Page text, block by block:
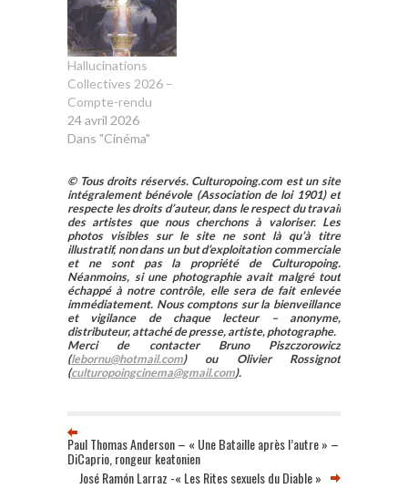
Hallucinations
Collectives 2026 –
Compte-rendu
24 avril 2026
Dans "Cinéma"
© Tous droits réservés. Culturopoing.com est un site
intégralement bénévole (Association de loi 1901) et
respecte les droits d’auteur, dans le respect du travail
des artistes que nous cherchons à valoriser. Les
photos visibles sur le site ne sont là qu’à titre
illustratif, non dans un but d’exploitation commerciale
et ne sont pas la propriété de Culturopoing.
Néanmoins, si une photographie avait malgré tout
échappé à notre contrôle, elle sera de fait enlevée
immédiatement. Nous comptons sur la bienveillance
et vigilance de chaque lecteur – anonyme,
distributeur, attaché de presse, artiste, photographe.
Merci de contacter Bruno Piszczorowicz
(lebornu@hotmail.com) ou Olivier Rossignot
(culturopoingcinema@gmail.com).
Paul Thomas Anderson – « Une Bataille après l’autre » –
DiCaprio, rongeur keatonien
José Ramón Larraz -« Les Rites sexuels du Diable »